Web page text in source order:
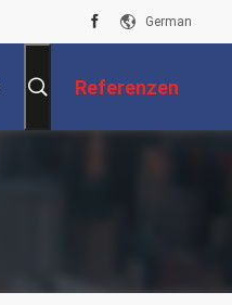
German
Referenzen